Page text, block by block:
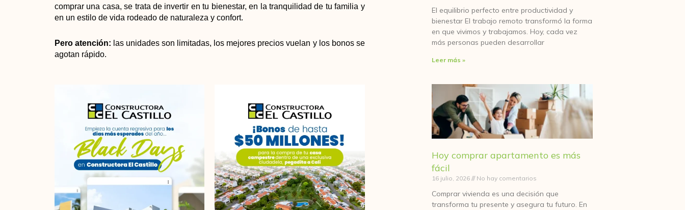
comprar una casa, se trata de invertir en tu bienestar, en la tranquilidad de tu familia y
en un estilo de vida rodeado de naturaleza y confort.
Pero atención: las unidades son limitadas, los mejores precios vuelan y los bonos se
agotan rápido.
El equilibrio perfecto entre productividad y
bienestar El trabajo remoto transformó la forma
en que vivimos y trabajamos. Hoy, cada vez
más personas pueden desarrollar
Leer más »
Hoy comprar apartamento es más
fácil
16 julio, 2026 No hay comentarios
Comprar vivienda es una decisión que
transforma tu presente y asegura tu futuro. En